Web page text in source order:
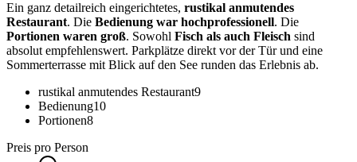
Ein ganz detailreich eingerichtetes, rustikal anmutendes
Restaurant. Die Bedienung war hochprofessionell. Die
Portionen waren groß. Sowohl Fisch als auch Fleisch sind
absolut empfehlenswert. Parkplätze direkt vor der Tür und eine
Sommerterrasse mit Blick auf den See runden das Erlebnis ab.
rustikal anmutendes Restaurant9
Bedienung10
Portionen8
Preis pro Person